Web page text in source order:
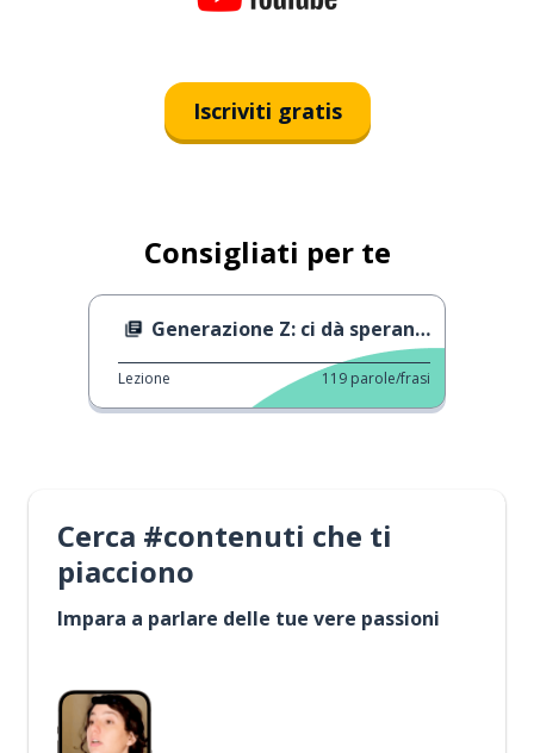
Iscriviti gratis
Consigliati per te
Generazione Z: ci dà speranza?
Lezione 119 parole/frasi
Cerca #contenuti che ti
piacciono
Impara a parlare delle tue vere passioni